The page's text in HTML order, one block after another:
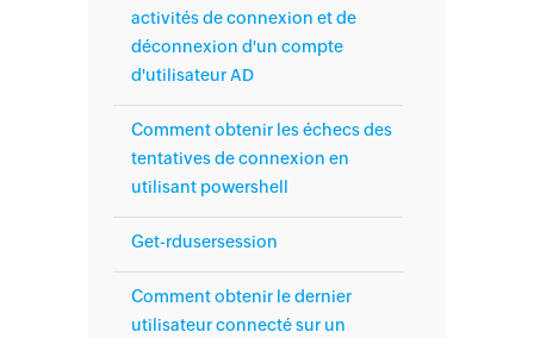
activités de connexion et de
déconnexion d'un compte
d'utilisateur AD
Comment obtenir les échecs des
tentatives de connexion en
utilisant powershell
Get-rdusersession
Comment obtenir le dernier
utilisateur connecté sur un